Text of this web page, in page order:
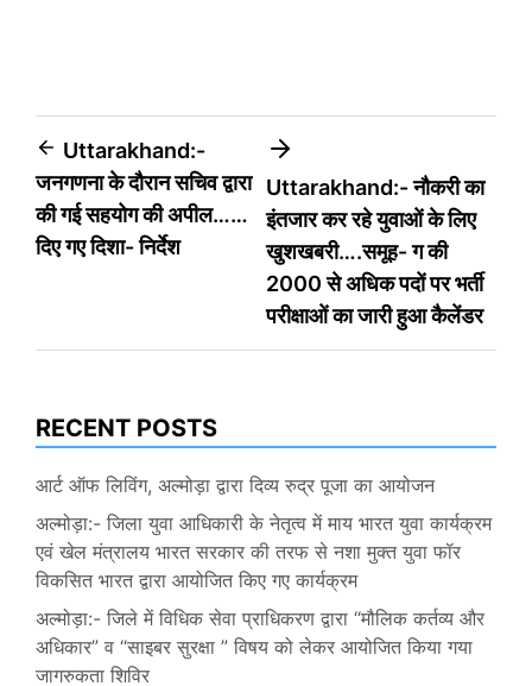
Post
navigation
Uttarakhand:-
जनगणना के दौरान सचिव द्वारा
की गई सहयोग की अपील……
दिए गए दिशा- निर्देश
Uttarakhand:- नौकरी का
इंतजार कर रहे युवाओं के लिए
खुशखबरी….समूह- ग की
2000 से अधिक पदों पर भर्ती
परीक्षाओं का जारी हुआ कैलेंडर
RECENT POSTS
आर्ट ऑफ लिविंग, अल्मोड़ा द्वारा दिव्य रुद्र पूजा का आयोजन
अल्मोड़ा:- जिला युवा आधिकारी के नेतृत्व में माय भारत युवा कार्यक्रम
एवं खेल मंत्रालय भारत सरकार की तरफ से नशा मुक्त युवा फॉर
विकसित भारत द्वारा आयोजित किए गए कार्यक्रम
अल्मोड़ा:- जिले में विधिक सेवा प्राधिकरण द्वारा “मौलिक कर्तव्य और
अधिकार” व “साइबर सुरक्षा ” विषय को लेकर आयोजित किया गया
जागरुकता शिविर